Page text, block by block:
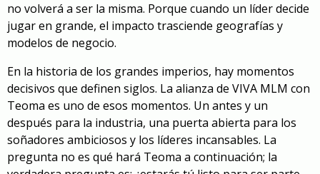
no volverá a ser la misma. Porque cuando un líder decide
jugar en grande, el impacto trasciende geografías y
modelos de negocio.
En la historia de los grandes imperios, hay momentos
decisivos que definen siglos. La alianza de VIVA MLM con
Teoma es uno de esos momentos. Un antes y un
después para la industria, una puerta abierta para los
soñadores ambiciosos y los líderes incansables. La
pregunta no es qué hará Teoma a continuación; la